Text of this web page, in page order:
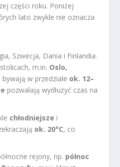
części roku. Poniżej
lato zwykle nie oznacza
Szwecja, Dania i Finlandia.
m.in. Oslo,
bywają w przedziale ok. 12–
pozwalają wydłużyć czas na
chłodniejsze i
ok. 20°C, co
rejony, np. północ